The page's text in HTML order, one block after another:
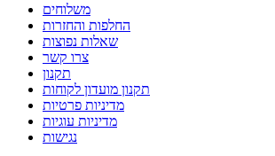
משלוחים
החלפות והחזרות
שאלות נפוצות
צרו קשר
תקנון
תקנון מועדון לקוחות
מדיניות פרטיות
מדיניות עוגיות
נגישות